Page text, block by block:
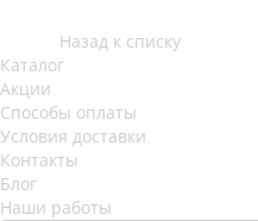
Назад к списку
Каталог
Акции
Способы оплаты
Условия доставки
Контакты
Блог
Наши работы